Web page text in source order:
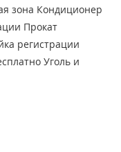
зона Кондиционер
Прокат
регистрации
Уголь и